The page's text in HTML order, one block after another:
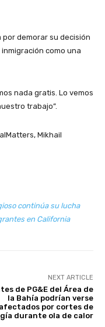
demorar su decisión
como una
nada gratis. Lo vemos
trabajo”.
Mikhail
continúa su lucha
en California
NEXT ARTICLE
de PG&E del Área de
la Bahía podrían verse
afectados por cortes de
durante ola de calor